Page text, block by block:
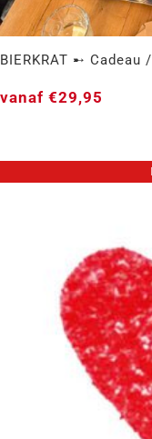
BIERKRAT ➸ Cadeau
vanaf €29,95